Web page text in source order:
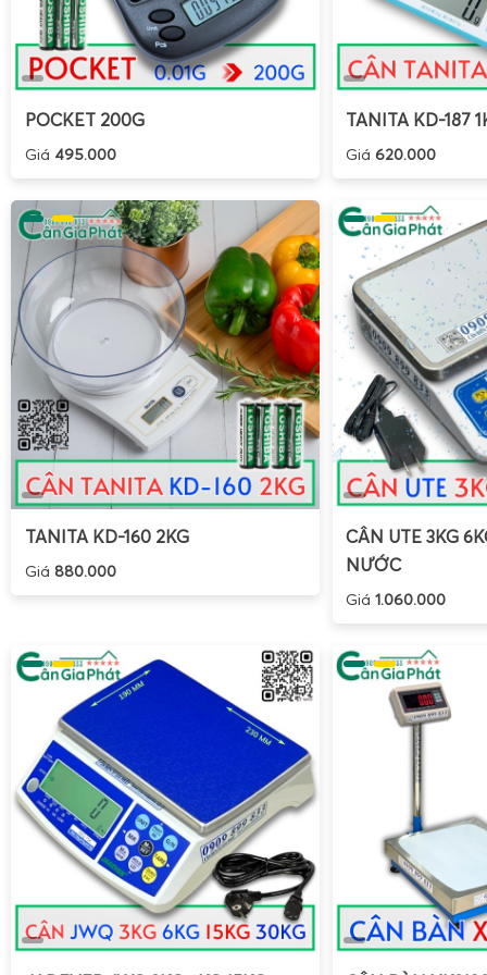
Cân điện tử cân bò 1 tấn và cân điện tử cân heo 1
Cân điện tử vàcân điện tử cân heo1 tấnlà
dụng cho trang trại chăn nuôi, trạm thu mua gia súc, cơ sở
biến thực phẩm. Đặc điểm nổi bật là sàn cân có khung
hoặc một đầu, thành chắn cao, bề mặt chống trơn
nước, hóa chất tẩy rửa. Hệ thống loadcell được bảo vệ
tiếp từ vật nuôi.
cân bò 1 tấn , khung chuồng thường lớn, chắc chắn,
cứng, cửa khóa an toàn. Đối vớicân heo 1 tấn, kích
thiết kế dạng lồng di động, dễ vệ sinh. Bộ chỉ thị cân
POCKET 200G
Giá 495.000
TANITA KD-187
Giá620.000
TANITA KD-160 2KG
Giá 880.000
CÂN UTE 3KG
NƯỚC
Giá1.060.000